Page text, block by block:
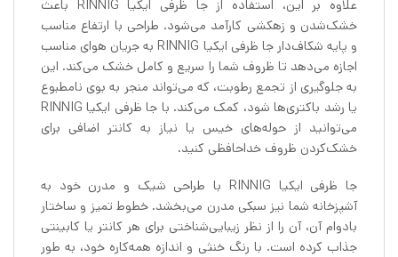
علاوه بر این، استفاده از جا ظرفی ایکیا RINNIG باعث
خشک‌شدن و زهکشی کارآمد می‌شود. طراحی با ارتفاع مناسب
و پایه شکاف‌دار جا ظرفی ایکیا RINNIG به جریان هوای مناسب
اجازه می‌دهد تا ظروف شما را سریع و کامل خشک می‌کند. این
به جلوگیری از تجمع رطوبت، که می‌تواند منجر به بوی نامطبوع
یا رشد باکتری‌ها شود، کمک می‌کند. با جا ظرفی ایکیا RINNIG
می‌توانید از حوله‌های خیس یا نیاز به کانتر اضافی برای
خشک‌کردن ظروف خداحافظی کنید.
جا ظرفی ایکیا RINNIG با طراحی شیک و مدرن خود به
آشپزخانه شما نیز سبکی مدرن می‌بخشد. خطوط تمیز و ساختار
بادوام آن، آن را از نظر زیبایی‌شناختی برای هر کانتر یا کابینتی
جذاب کرده است. با رنگ خنثی و اندازه همه‌کاره خود، به طور